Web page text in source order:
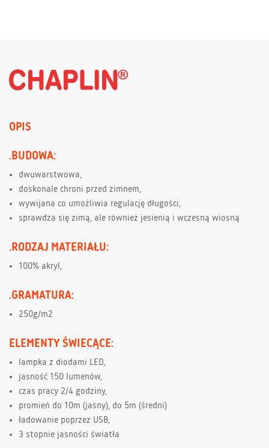
OPIS
.BUDOWA:
dwuwarstwowa,
doskonale chroni przed zimnem,
wywijana co umożliwia regulację długości,
sprawdza się zimą, ale również jesienią i wczesną wiosną
.RODZAJ MATERIAŁU:
100% akryl,
.GRAMATURA:
250g/m2
ELEMENTY ŚWIECĄCE:
lampka z diodami LED,
jasność 150 lumenów,
czas pracy 2/4 godziny,
promień do 10m (jasny), do 5m (średni)
ładowanie poprzez USB,
3 stopnie jasności światła